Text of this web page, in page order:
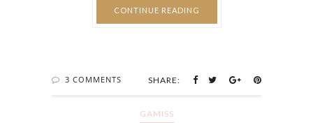
CONTINUE READING
3 COMMENTS SHARE:
GAMISS